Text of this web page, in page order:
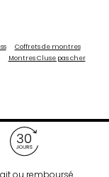
Coffrets de montres
Montres Cluse pas cher
ou remboursé